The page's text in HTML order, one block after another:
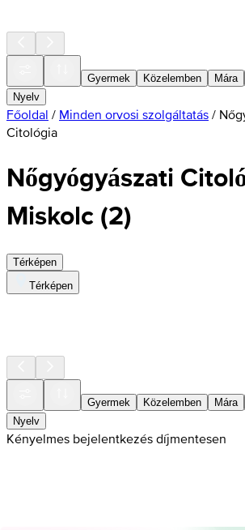
Gyermek Közelemben Mára
Nyelv
Főoldal / Minden orvosi szolgáltatás /
Citológia
Nőgyógyászati
Miskolc (2)
Térképen
Térképen
Gyermek Közelemben Mára
Nyelv
Kényelmes bejelentkezés díjmentesen